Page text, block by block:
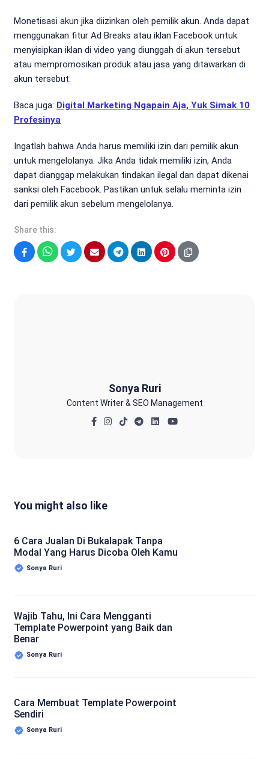
Monetisasi akun jika diizinkan oleh pemilik akun. Anda dapat
menggunakan fitur Ad Breaks atau iklan Facebook untuk
menyisipkan iklan di video yang diunggah di akun tersebut
atau mempromosikan produk atau jasa yang ditawarkan di
akun tersebut.
Baca juga: Digital Marketing Ngapain Aja, Yuk Simak 10
Profesinya
Ingatlah bahwa Anda harus memiliki izin dari pemilik akun
untuk mengelolanya. Jika Anda tidak memiliki izin, Anda
dapat dianggap melakukan tindakan ilegal dan dapat dikenai
sanksi oleh Facebook. Pastikan untuk selalu meminta izin
dari pemilik akun sebelum mengelolanya.
Share this:
Sonya Ruri
Content Writer & SEO Management
You might also like
6 Cara Jualan Di Bukalapak Tanpa
Modal Yang Harus Dicoba Oleh Kamu
Sonya Ruri
Wajib Tahu, Ini Cara Mengganti
Template Powerpoint yang Baik dan
Benar
Sonya Ruri
Cara Membuat Template Powerpoint
Sendiri
Sonya Ruri